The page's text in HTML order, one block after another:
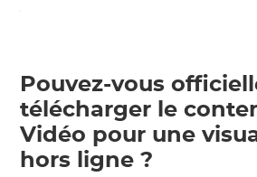
Pouvez-vous
télécharger le
Vidéo pour une
hors ligne ?